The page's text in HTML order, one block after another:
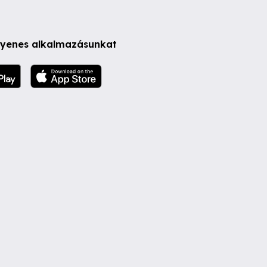
alkalmazásunkat